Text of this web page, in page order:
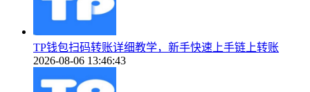
TP钱包扫码转账详细教学，新手快速上手链上转账
2026-08-06 13:46:43